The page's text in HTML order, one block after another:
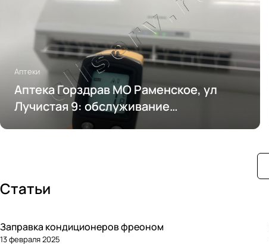
Аптеки
Аптека Горздрав МО Раменское, ул
Лучистая 9: обслуживание
кондиционирования
Статьи
Заправка кондиционеров фреоном
13 февраля 2025